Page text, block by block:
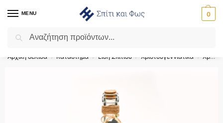
MENU 0
Flash Sale ⚡ 10% Έκπτωση με τον κωδικό ‘SPRING’!
Αρχική σελίδα / Κατάστημα / Είδη Σπιτιού / Χριστουγεννιάτικα / Χριστουγεννιάτικα Διακοσμητικά